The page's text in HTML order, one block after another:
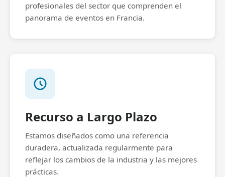
profesionales del sector que comprenden el
panorama de eventos en Francia.
Recurso a Largo Plazo
Estamos diseñados como una referencia
duradera, actualizada regularmente para
reflejar los cambios de la industria y las mejores
prácticas.